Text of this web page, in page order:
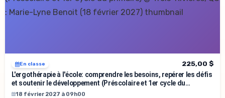
En classe
225,00 $
L'ergothérapie à l'école: comprendre les besoins, repérer les défis
et soutenir le développement (Préscolaire et 1er cycle du
primaire)
18 février 2027 à 09h00